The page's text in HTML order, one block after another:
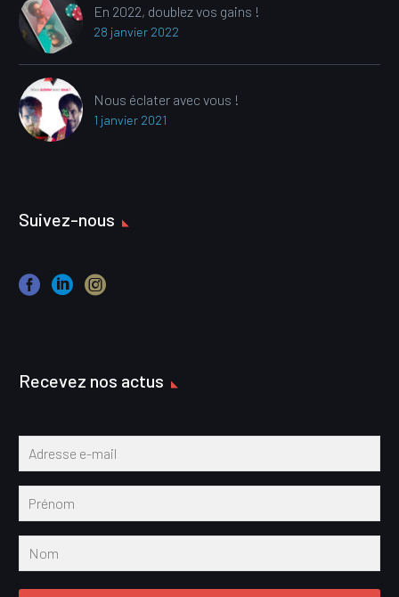
En 2022, doublez vos gains !
28 janvier 2022
Nous éclater avec vous !
1 janvier 2021
Suivez-nous
Recevez nos actus